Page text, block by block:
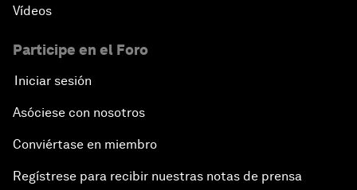
Vídeos
Participe en el Foro
Iniciar sesión
Asóciese con nosotros
Conviértase en miembro
Regístrese para recibir nuestras notas de prensa